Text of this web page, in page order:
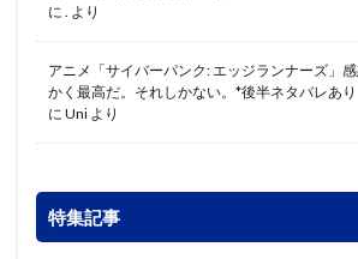
に
より
アニメ「サイバーパンク: エッジランナーズ」
かく最高だ。それしかない。*後半ネタバレあり
に Uni より
特集記事